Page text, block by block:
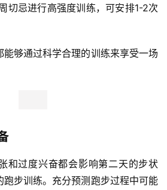
切忌进行高强度训练，可安排1-2次
够通过科学合理的训练来享受一场
和过度兴奋都会影响第二天的步状
步训练。充分预测跑步过程中可能